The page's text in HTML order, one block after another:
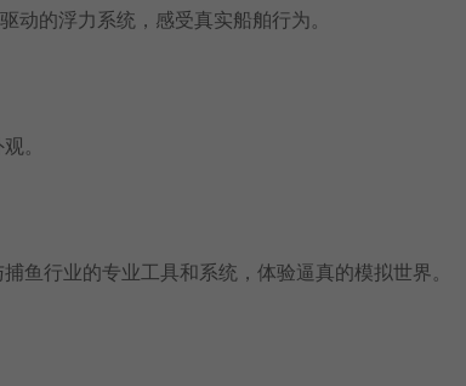
的浮力系统，感受真实船舶行为。
。
鱼行业的专业工具和系统，体验逼真的模拟世界。